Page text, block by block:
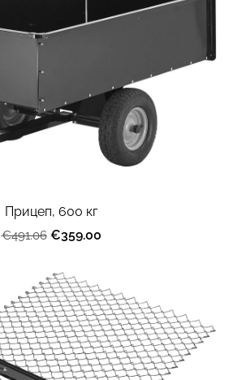
Прицеп, 600 кг
€491.06 €359.00